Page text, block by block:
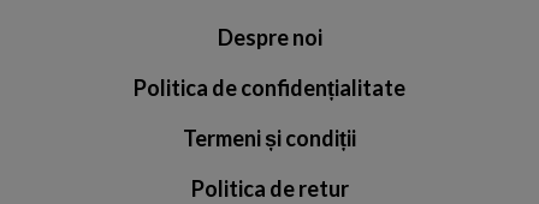
Despre noi
Politica de confidențialitate
Termeni și condiții
Politica de retur